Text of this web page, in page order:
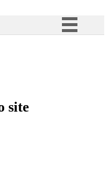
à informação
site